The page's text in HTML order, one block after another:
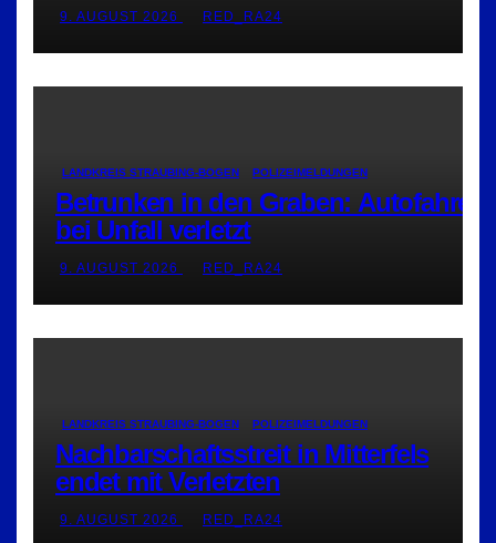
9. AUGUST 2026 RED_RA24
LANDKREIS STRAUBING-BOGEN POLIZEIMELDUNGEN
Betrunken in den Graben: Autofahrer
bei Unfall verletzt
9. AUGUST 2026 RED_RA24
LANDKREIS STRAUBING-BOGEN POLIZEIMELDUNGEN
Nachbarschaftsstreit in Mitterfels
endet mit Verletzten
9. AUGUST 2026 RED_RA24